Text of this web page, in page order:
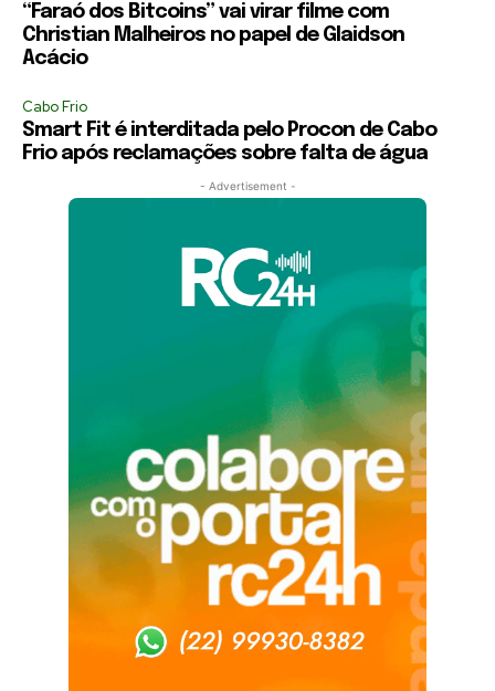
“Faraó dos Bitcoins” vai virar filme com
Christian Malheiros no papel de Glaidson
Acácio
Cabo Frio
Smart Fit é interditada pelo Procon de Cabo
Frio após reclamações sobre falta de água
- Advertisement -